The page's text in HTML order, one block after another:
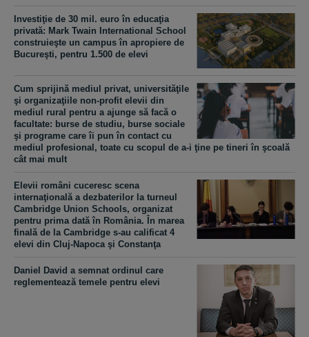
Investiţie de 30 mil. euro în educaţia
privată: Mark Twain International School
construieşte un campus în apropiere de
Bucureşti, pentru 1.500 de elevi
Cum sprijină mediul privat, universităţile
şi organizaţiile non-profit elevii din
mediul rural pentru a ajunge să facă o
facultate: burse de studiu, burse sociale
şi programe care îi pun în contact cu
mediul profesional, toate cu scopul de a-i ţine pe tineri în şcoală
cât mai mult
Elevii români cuceresc scena
internaţională a dezbaterilor la turneul
Cambridge Union Schools, organizat
pentru prima dată în România. În marea
finală de la Cambridge s-au calificat 4
elevi din Cluj-Napoca şi Constanţa
Daniel David a semnat ordinul care
reglementează temele pentru elevi